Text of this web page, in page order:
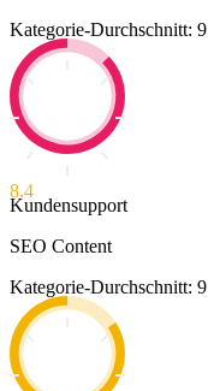
Kategorie-Durchschnitt: 9
8.4
Kundensupport
SEO Content
Kategorie-Durchschnitt: 9